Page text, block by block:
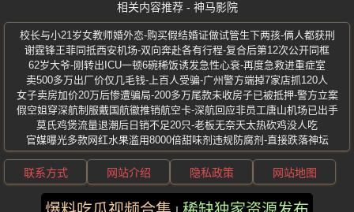
相关内容推荐 - 神马影院
校长与小21岁女教师婚外恋-购买假结婚证做试管生下两孩-俩人都获刑
谢霆锋王菲同抵西安机场-双向奔赴各有行程-复合后第12次公开同框
62岁大爷-刚转出ICU一顿6碗稀饭诱发急性心衰-再度急救进重症室
卖500多万出厂价仅几毛钱-上百人受骗-广州警方端掉7家店抓120人
女子卖房加价20万后惨遭骗局-200多万尾款未收房子已被抵押-警方立案
假空姐穿深航制服戴国航徽推销航空卡-深航回应非员工唐山机场已出手
莫氏鸡煲流量退潮后日销不足20只-老板无奈天太热砍鸡没人吃
官媒曝光多款网红水果滥用8000倍甜味剂违规防腐剂-直接跌落神坛
联系方式 网站介绍 隐私政策 网站地图